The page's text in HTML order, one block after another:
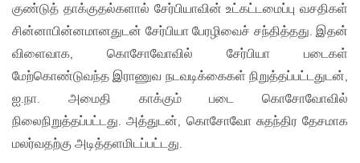
குண்டுத் தாக்குதல்களால் சேர்பியாவின் உட்கட்டமைப்பு வசதிகள்
சின்னாபின்னமானதுடன் சேர்பியா பேரழிவைச் சந்தித்தது. இதன்
விளைவாக, கொசோவோவில் சேர்பியா படைகள்
மேற்கொண்டுவந்த இராணுவ நடவடிக்கைகள் நிறுத்தப்பட்டதுடன்,
ஐ.நா. அமைதி காக்கும் படை கொசோவோவில்
நிலைநிறுத்தப்பட்டது. அத்துடன், கொசோவோ சுதந்திர தேசமாக
மலர்வதற்கு அடித்தளமிடப்பட்டது.